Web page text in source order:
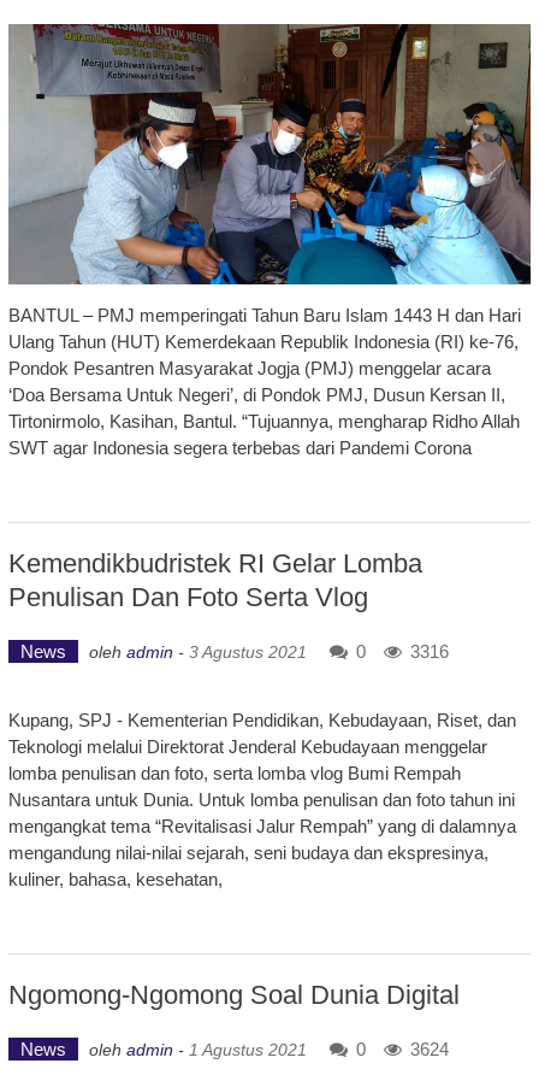
BANTUL – PMJ memperingati Tahun Baru Islam 1443 H dan Hari
Ulang Tahun (HUT) Kemerdekaan Republik Indonesia (RI) ke-76,
Pondok Pesantren Masyarakat Jogja (PMJ) menggelar acara
‘Doa Bersama Untuk Negeri’, di Pondok PMJ, Dusun Kersan II,
Tirtonirmolo, Kasihan, Bantul. “Tujuannya, mengharap Ridho Allah
SWT agar Indonesia segera terbebas dari Pandemi Corona
Kemendikbudristek RI Gelar Lomba
Penulisan Dan Foto Serta Vlog
News oleh admin - 3 Agustus 2021 0 3316
Kupang, SPJ - Kementerian Pendidikan, Kebudayaan, Riset, dan
Teknologi melalui Direktorat Jenderal Kebudayaan menggelar
lomba penulisan dan foto, serta lomba vlog Bumi Rempah
Nusantara untuk Dunia. Untuk lomba penulisan dan foto tahun ini
mengangkat tema “Revitalisasi Jalur Rempah” yang di dalamnya
mengandung nilai-nilai sejarah, seni budaya dan ekspresinya,
kuliner, bahasa, kesehatan,
Ngomong-Ngomong Soal Dunia Digital
News oleh admin - 1 Agustus 2021 0 3624